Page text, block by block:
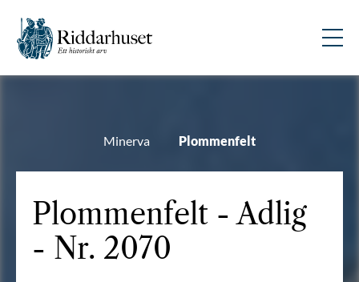
Minerva Plommenfelt
Plommenfelt - Adlig
- Nr. 2070